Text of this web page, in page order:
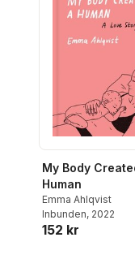
My Body
Human
Emma Ahlqvist
Inbunden, 2022
152 kr